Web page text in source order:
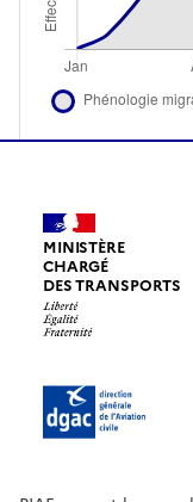
MINISTÈRE
CHARGÉ
DES TRANSPORTS